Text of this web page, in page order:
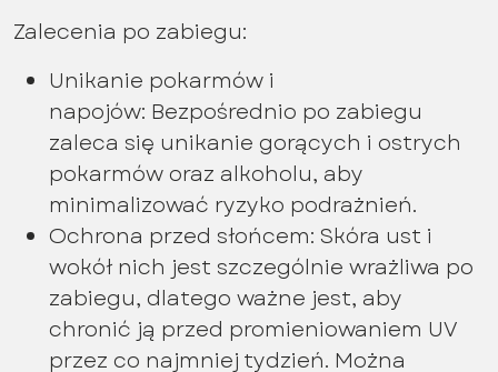
Zalecenia po zabiegu:
Unikanie pokarmów i
napojów: Bezpośrednio po zabiegu
zaleca się unikanie gorących i ostrych
pokarmów oraz alkoholu, aby
minimalizować ryzyko podrażnień.
Ochrona przed słońcem: Skóra ust i
wokół nich jest szczególnie wrażliwa po
zabiegu, dlatego ważne jest, aby
chronić ją przed promieniowaniem UV
przez co najmniej tydzień. Można